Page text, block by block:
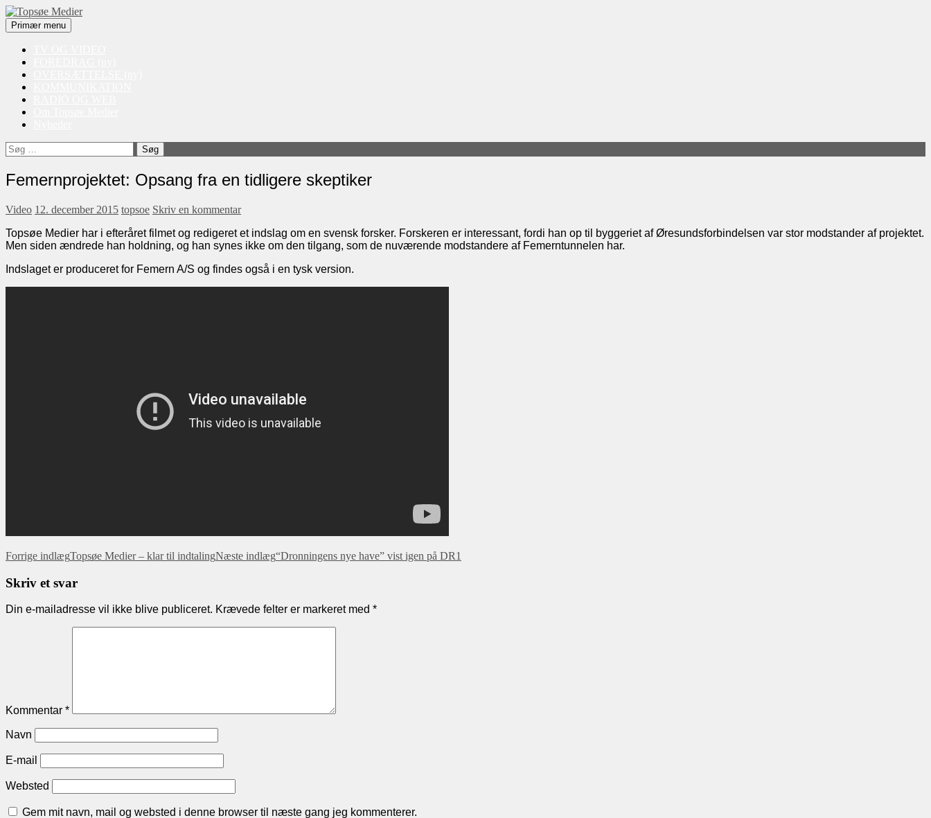
Topsøe Medier
SøgPrimær menu Videre
til
Søg
efter:
Femernprojektet: Opsang fra en tidligere skeptiker
Video 12. december 2015 topsoe Skriv en kommentar
Topsøe Medier har i efteråret filmet og redigeret et indslag om en svensk forsker. Forskeren er interessant, fordi han op til byggeriet af Øresundsforbindelsen var stor modstander af projektet.
Men siden ændrede han holdning, og han synes ikke om den tilgang, som de nuværende modstandere af Femerntunnelen har.
Indslaget er produceret for Femern A/S og findes også i en tysk version.
Indlæg
navigation
Forrige indlægTopsøe Medier – klar til indtalingNæste indlæg“Dronningens nye have” vist igen på DR1
Skriv et svar
Din e-mailadresse vil ikke blive publiceret. Krævede felter er markeret med *
Kommentar *
Navn
E-mail
Websted
Gem mit navn, mail og websted i denne browser til næste gang jeg kommenterer.